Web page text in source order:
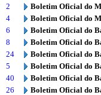
2
Boletim Oficial do
4
Boletim Oficial do
6
Boletim Oficial do
8
Boletim Oficial do
24
Boletim Oficial do
5
Boletim Oficial do
40
Boletim Oficial do
26
Boletim Oficial do